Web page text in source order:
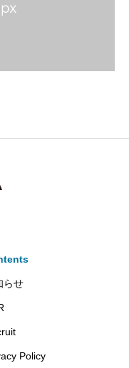
らせ
Policy